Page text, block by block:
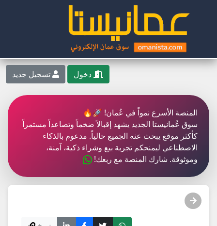
دخول تسجيل جديد
المنصة الأسرع نمواً في عُمان! 🚀🔥
سوق عُمانيستا الجديد يشهد إقبالاً ضخماً وتصاعداً مستمراً
كأكثر موقع يبحث عنه الجميع حالياً. مدعوم بالذكاء
الاصطناعي ليمنحكم تجربة بيع وشراء ذكية، آمنة،
وموثوقة. شارك المنصة مع ربعك!